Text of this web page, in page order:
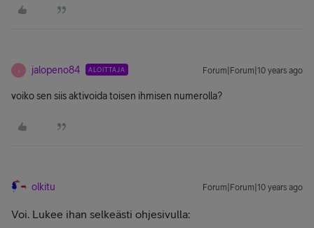
J jalopeno84 ALOITTAJA Forum|Forum|10 years ago
voiko sen siis aktivoida toisen ihmisen numerolla?
olkitu Forum|Forum|10 years ago
Voi. Lukee ihan selkeästi ohjesivulla: